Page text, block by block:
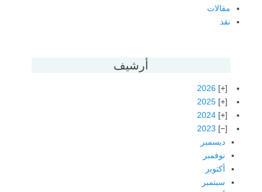
مقالات
نقد
أرشيف
2026
2025
2024
2023
ديسمبر
نوفمبر
أكتوبر
سبتمبر